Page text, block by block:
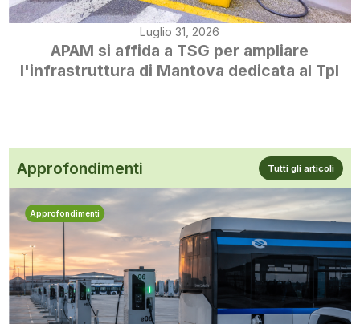
Luglio 31, 2026
APAM si affida a TSG per ampliare
l'infrastruttura di Mantova dedicata al Tpl
Approfondimenti Tutti gli articoli
Approfondimenti